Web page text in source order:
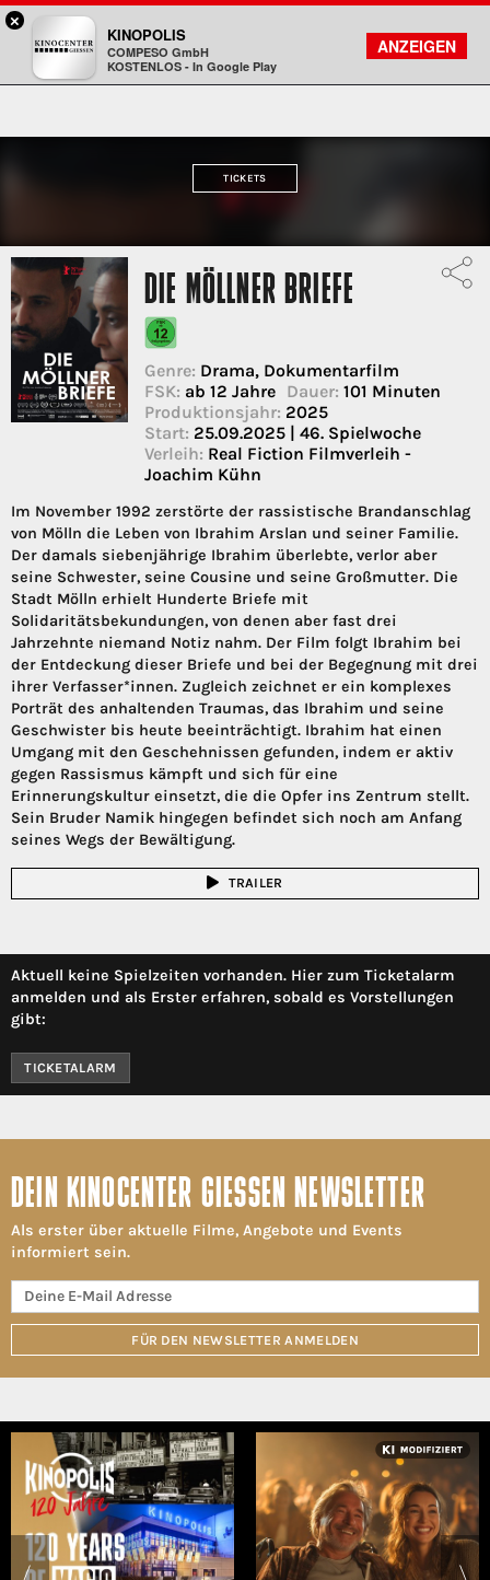
Kinopolis
FILMSUCHE
KONTO
TICKETS
DIE MÖLLNER BRIEFE
Genre: Drama, Dokumentarfilm
FSK: ab 12 Jahre Dauer: 101 Minuten
Produktionsjahr: 2025
Start: 25.09.2025 | 46. Spielwoche
Verleih: Real Fiction Filmverleih -
Joachim Kühn
Im November 1992 zerstörte der rassistische Brandanschlag
von Mölln die Leben von Ibrahim Arslan und seiner Familie.
Der damals siebenjährige Ibrahim überlebte, verlor aber
seine Schwester, seine Cousine und seine Großmutter. Die
Stadt Mölln erhielt Hunderte Briefe mit
Solidaritätsbekundungen, von denen aber fast drei
Jahrzehnte niemand Notiz nahm. Der Film folgt Ibrahim bei
der Entdeckung dieser Briefe und bei der Begegnung mit drei
ihrer Verfasser*innen. Zugleich zeichnet er ein komplexes
Porträt des anhaltenden Traumas, das Ibrahim und seine
Geschwister bis heute beeinträchtigt. Ibrahim hat einen
Umgang mit den Geschehnissen gefunden, indem er aktiv
gegen Rassismus kämpft und sich für eine
Erinnerungskultur einsetzt, die die Opfer ins Zentrum stellt.
Sein Bruder Namik hingegen befindet sich noch am Anfang
seines Wegs der Bewältigung.
TRAILER
Aktuell keine Spielzeiten vorhanden. Hier zum Ticketalarm
anmelden und als Erster erfahren, sobald es Vorstellungen
gibt:
TICKETALARM
DEIN KINOCENTER GIESSEN NEWSLETTER
Als erster über aktuelle Filme, Angebote und Events
informiert sein.
FÜR DEN NEWSLETTER ANMELDEN
×
KINOPOLIS
COMPESO GmbH
KOSTENLOS - In Google Play
ANZEIGEN